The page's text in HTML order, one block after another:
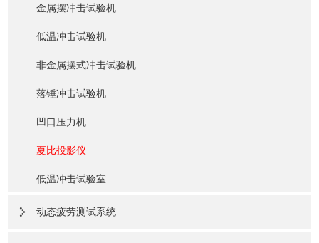
金属摆冲击试验机
低温冲击试验机
非金属摆式冲击试验机
落锤冲击试验机
凹口压力机
夏比投影仪
低温冲击试验室
动态疲劳测试系统